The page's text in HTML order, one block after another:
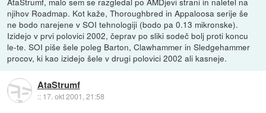
njihov Roadmap. Kot kaže, Thoroughbred in Appaloosa serije še
ne bodo narejene v SOI tehnologiji (bodo pa 0.13 mikronske).
Izidejo v prvi polovici 2002, čeprav po sliki sodeč bolj proti koncu
le-te. SOI piše šele poleg Barton, Clawhammer in Sledgehammer
procov, ki kao izidejo šele v drugi polovici 2002 ali kasneje.
AtaStrumf
:: 17. okt 2001, 21:58